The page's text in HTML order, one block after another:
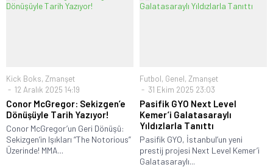
Kick Boks, Zmanşet
12 Aralık 2025 14:19
Conor McGregor: Sekizgen’e
Dönüşüyle Tarih Yazıyor!
Conor McGregor’un Geri Dönüşü:
Sekizgen’in Işıkları “The Notorious”
Üzerinde! MMA...
Futbol, Genel, Zmanşet
31 Ekim 2025 23:03
Pasifik GYO Next Level
Kemer’i Galatasaraylı
Yıldızlarla Tanıttı
Pasifik GYO, İstanbul’un yeni
prestij projesi Next Level Kemer’i
Galatasaraylı...